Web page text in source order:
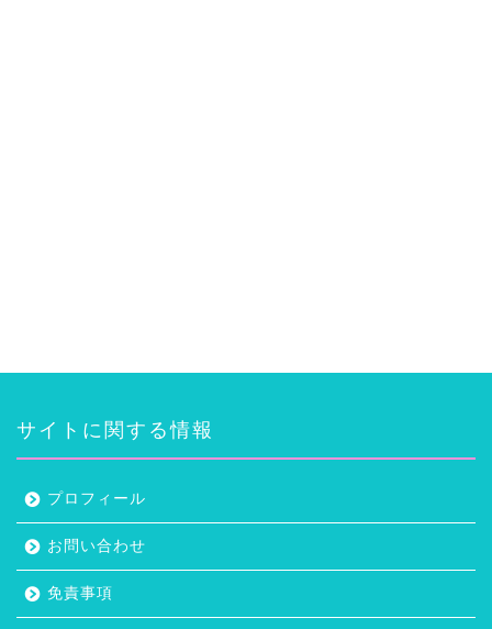
サイトに関する情報
プロフィール
お問い合わせ
免責事項